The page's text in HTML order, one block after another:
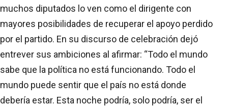
muchos diputados lo ven como el dirigente con
mayores posibilidades de recuperar el apoyo perdido
por el partido. En su discurso de celebración dejó
entrever sus ambiciones al afirmar: “Todo el mundo
sabe que la política no está funcionando. Todo el
mundo puede sentir que el país no está donde
debería estar. Esta noche podría, solo podría, ser el